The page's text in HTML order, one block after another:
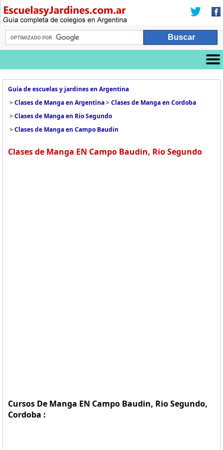
Guía de escuelas y jardines en Argentina
>Clases de Manga en Argentina>Clases de Manga en Cordoba
>Clases de Manga en Rio Segundo
>Clases de Manga en Campo Baudin
Clases de Manga EN Campo Baudin, Rio Segundo
Cursos De Manga EN Campo Baudin, Rio Segundo,
Cordoba :